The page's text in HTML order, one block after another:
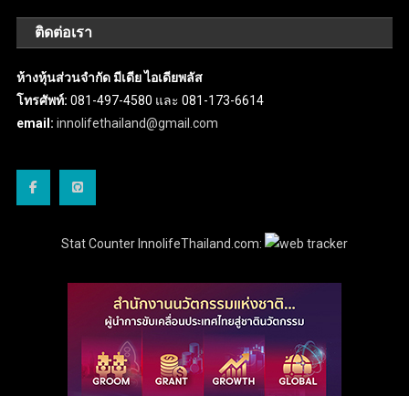
ติดต่อเรา
ห้างหุ้นส่วนจำกัด มีเดีย ไอเดียพลัส
โทรศัพท์: 081-497-4580 และ 081-173-6614
email: innolifethailand@gmail.com
Stat Counter InnolifeThailand.com: